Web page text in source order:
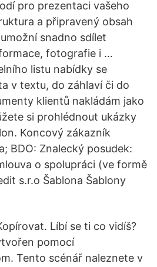
pro prezentaci vašeho
a připravený obsah
snadno sdílet
fotografie i …
listu nabídky se
v textu, do záhlaví či do
klientů nakládám jako
si prohlédnout ukázky
Koncový zákazník
BDO: Znalecký posudek:
o spolupráci (ve formě
s.r.o Šablona Šablony
Líbí se ti co vidíš?
pomocí
Tento scénář naleznete v